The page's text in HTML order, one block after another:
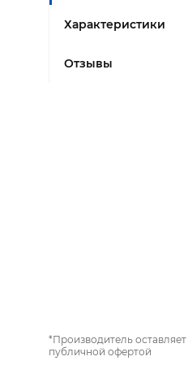
Характеристики
Отзывы
*Производитель
публичной офертой